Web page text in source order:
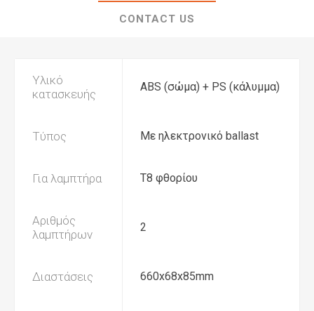
CONTACT US
Υλικό
κατασκευής
ABS (σώμα) + PS (κάλυμμα)
Τύπος Με ηλεκτρονικό ballast
Για λαμπτήρα Τ8 φθορίου
Αριθμός
λαμπτήρων
2
Διαστάσεις 660x68x85mm